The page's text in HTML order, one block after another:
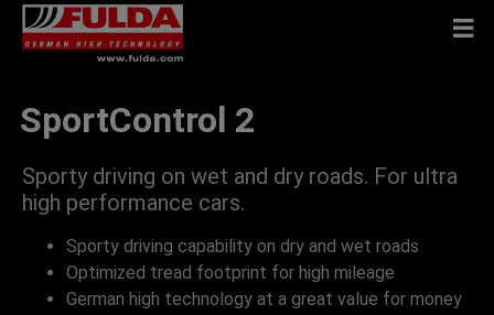
SportControl 2
Sporty driving on wet and dry roads. For ultra
high performance cars.
Sporty driving capability on dry and wet roads
Optimized tread footprint for high mileage
German high technology at a great value for money